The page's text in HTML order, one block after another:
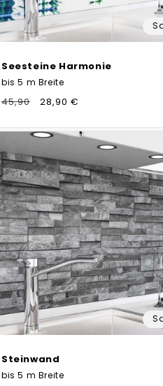
Seesteine Harmonie
bis 5 m Breite
Normaler
45,90 Verkaufspreis
28,90 €
Steinwand
bis 5 m Breite